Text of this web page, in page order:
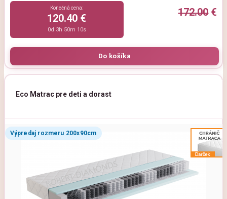
172.00€
Konečná cena:
120.40 €
0d 3h 50m 9s
Eco Matrac pre deti a dorast
Výpredaj rozmeru 200x90cm